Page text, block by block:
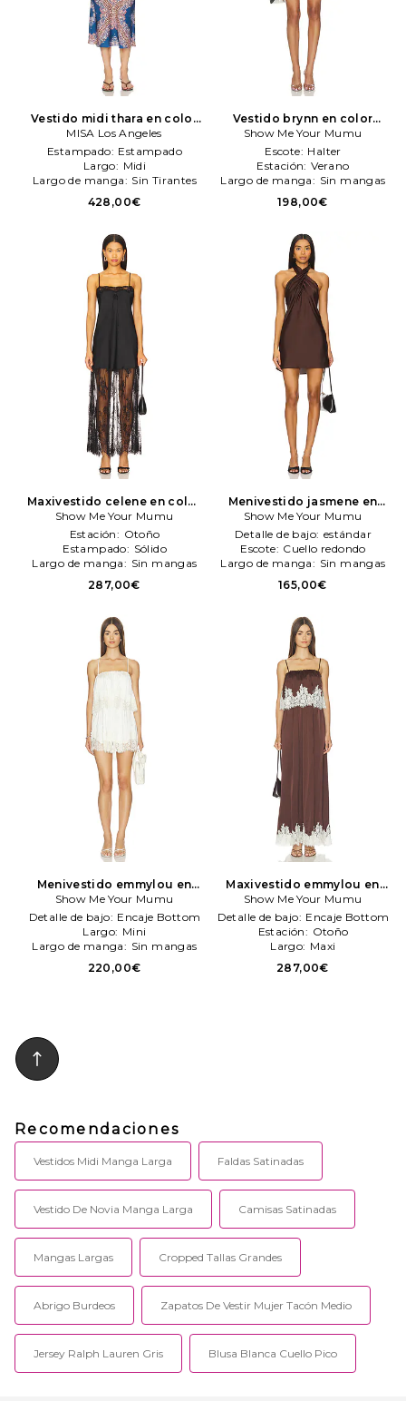
Vestido midi thara en color
azul MISA Los Angeles
MISA Los Angeles
Estampado: Estampado
Largo: Midi
Largo de manga: Sin Tirantes
428,00€
Vestido brynn en color
N/Aranja Show Me Your
Mumu
Show Me Your Mumu
Escote: Halter
Estación: Verano
Largo de manga: Sin mangas
198,00€
Maxivestido celene en color
negro Show Me Your Mumu
Show Me Your Mumu
Estación: Otoño
Estampado: Sólido
Largo de manga: Sin mangas
287,00€
Menivestido jasmene en
color Chocolate Show Me
Your Mumu
Show Me Your Mumu
Detalle de bajo: estándar
Escote: Cuello redondo
Largo de manga: Sin mangas
165,00€
Menivestido emmylou en
color Marfil Show Me Your
Mumu
Show Me Your Mumu
Detalle de bajo: Encaje Bottom
Largo: Mini
Largo de manga: Sin mangas
220,00€
Maxivestido emmylou en
color marrón Show Me Your
Mumu
Show Me Your Mumu
Detalle de bajo: Encaje Bottom
Estación: Otoño
Largo: Maxi
287,00€
Recomendaciones
Vestidos Midi Manga Larga Faldas Satinadas
Vestido De Novia Manga Larga Camisas Satinadas
Mangas Largas Cropped Tallas Grandes
Abrigo Burdeos Zapatos De Vestir Mujer Tacón Medio
Jersey Ralph Lauren Gris Blusa Blanca Cuello Pico